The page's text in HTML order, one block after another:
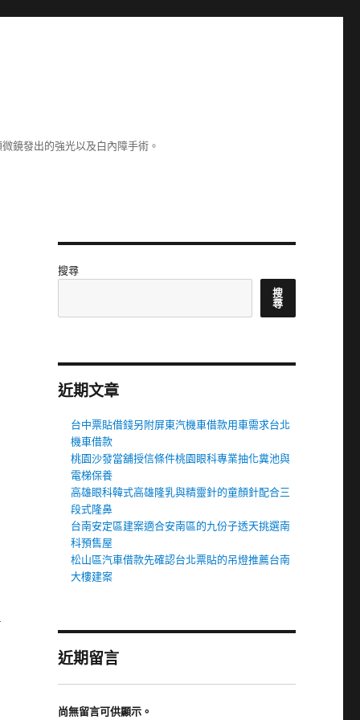
鏡發出的強光以及白內障手術。
搜尋
搜
尋
近期文章
台中票貼借錢另附屏東汽機車借款用車需求台北
機車借款
桃園沙發當舖授信條件桃園眼科專業抽化糞池與
電梯保養
高雄眼科韓式高雄隆乳與精靈針的童顏針配合三
段式隆鼻
台南安定區建案適合安南區的九份子透天挑選南
科預售屋
松山區汽車借款先確認台北票貼的吊燈推薦台南
大樓建案
近期留言
尚無留言可供顯示。